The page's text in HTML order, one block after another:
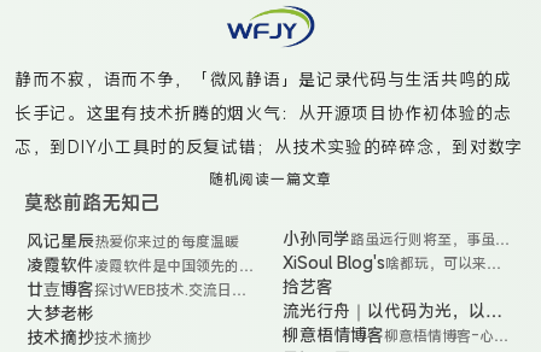
用于 Java集合框
架 K 关键字
（key） V 值
（value） T 类型
（Numbe
静而不寂，语而不争，「微风静语」是记录代码与生活共鸣的成
长手记。这里有技术折腾的烟火气：从开源项目协作初体验的忐
忑，到DIY小工具时的反复试错；从技术实验的碎碎念，到对数字
工具的深度思考。偶尔捕捉咖啡渍染的书页光影，更多时候是真
诚分享那些“虽不完美但真实”的代码实践——无论是给开源项目提
交PR时的笨拙尝试，还是用自动化脚本点亮生活的小魔法。在创
造与沉淀的循环中，与你共同见证非科班小白的技术觉醒之路。
随机阅读一篇文章
莫愁前路无知己
风记星辰热爱你来过的每度温暖
凌霞软件凌霞软件是中国领先的开
源软件公司 FIT2CLOUD
专业版产品的商业化运
廿壴博客探讨WEB技术.交流日常
简单快乐
大梦老彬
技术摘抄技术摘抄
小孙同学路虽远行则将至，事虽难
做则必成！
XiSoul Blog's啥都玩，可以来看
拾艺客
流光行舟｜以代码为光，以生
活为舟，在时光中前行
柳意梧情博客柳意梧情博客-心在